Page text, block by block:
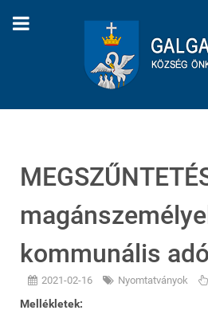
kommunális
2021-02-16 Nyomtatványok
Mellékletek: